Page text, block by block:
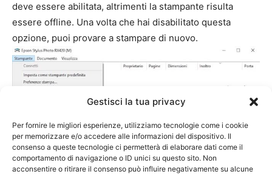
Gestisci la tua privacy
Per fornire le migliori esperienze, utilizziamo tecnologie come i cookie
per memorizzare e/o accedere alle informazioni del dispositivo. Il
consenso a queste tecnologie ci permetterà di elaborare dati come il
comportamento di navigazione o ID unici su questo sito. Non
acconsentire o ritirare il consenso può influire negativamente su alcune
deve essere abilitata, altrimenti la stampante risulta
essere offline. Una volta che hai disabilitato questa
opzione, puoi provare a stampare di nuovo.